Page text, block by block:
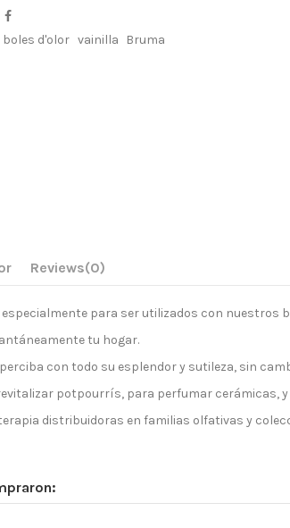
boles d'olor vainilla Bruma
Reviews(0)
para ser utilizados con nuestros
tu hogar.
con todo su esplendor y sutileza, sin
potpourrís, para perfumar cerámicas, y
distribuidoras en familias olfativas y